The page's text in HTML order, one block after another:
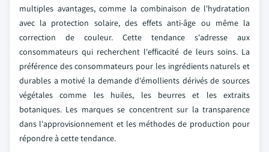
multiples avantages, comme la combinaison de l'hydratation
avec la protection solaire, des effets anti-âge ou même la
correction de couleur. Cette tendance s'adresse aux
consommateurs qui recherchent l'efficacité de leurs soins. La
préférence des consommateurs pour les ingrédients naturels et
durables a motivé la demande d'émollients dérivés de sources
végétales comme les huiles, les beurres et les extraits
botaniques. Les marques se concentrent sur la transparence
dans l'approvisionnement et les méthodes de production pour
répondre à cette tendance.